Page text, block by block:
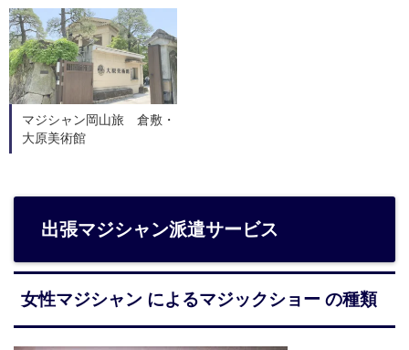
マジシャン岡山旅 倉敷・
大原美術館
出張マジシャン派遣サービス
女性マジシャン によるマジックショー の種類